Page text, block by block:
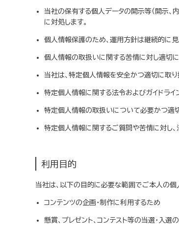
当社の保有する個人データの開示等（開示、
に対処します。
個人情報保護のため、運用方針は継続的に見
個人情報の取扱いに関する苦情に対し適切に
当社は、特定個人情報を安全かつ適切に取り
特定個人情報に関する法令およびガイドライ
特定個人情報の取扱いについて必要かつ適
特定個人情報に関するご質問や苦情に対し、
利用目的
当社は、以下の目的に必要な範囲でご本人の個
コンテンツの企画・制作に利用するため
懸賞、プレゼント、コンテスト等の当選・入